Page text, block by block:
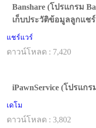
Banshare (โปรแกรม
เก็บประวัติข้อมูลลูกแช
แชร์แวร์
ดาวน์โหลด : 7,420
iPawnService (โปรแก
เดโม
ดาวน์โหลด : 3,802